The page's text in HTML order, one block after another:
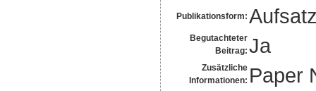
Publikationsform:
Begutachteter
Beitrag: Ja
Zusätzliche
Informationen: Paper